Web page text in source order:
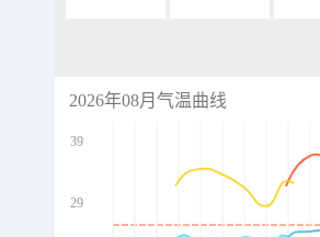
2026年08月气温曲线
39
29